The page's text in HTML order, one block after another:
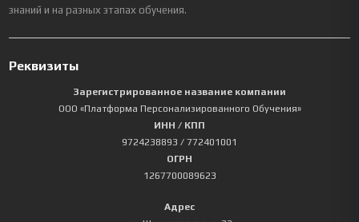
знаний и на разных этапах обучения.
Реквизиты
Зарегистрированное название компании
ООО «Платформа Персонализированного Обучения»
ИНН / КПП
9724238893 / 772401001
ОГРН
1267700089623
Адрес